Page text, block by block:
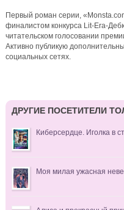
Первый роман серии,
финалистом конкурса Lit-Era-
читательском голосовании
Активно публикую
социальных сетях.
ДРУГИЕ ПОСЕТИТЕЛИ
Киберсердце. Иголка в
Моя милая ужасная
твоим творчеством. П.
Мне тоже к ним хочется
7 дней назад
"Не брат ты мне"